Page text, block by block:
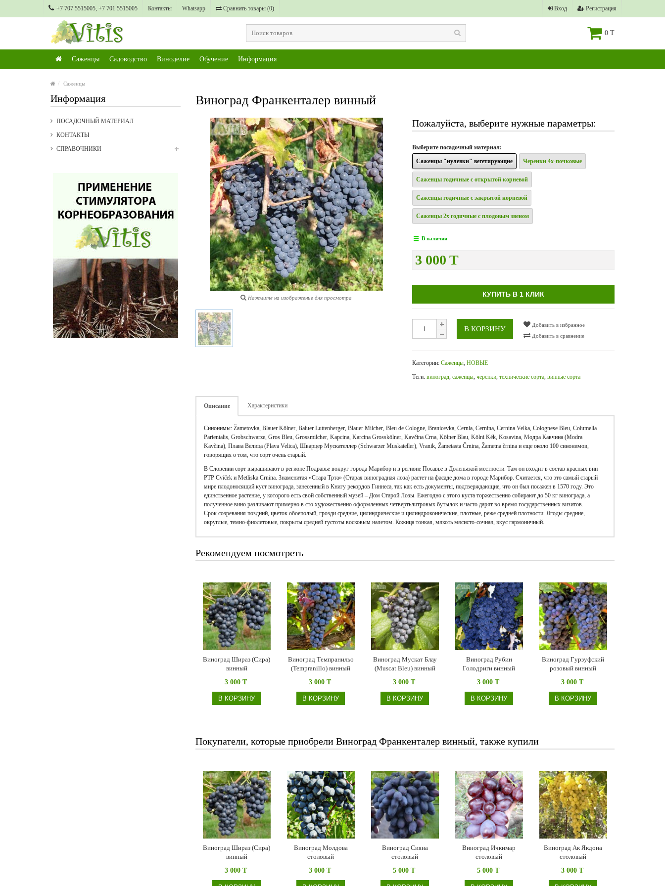
+7 707 5515005, +7 701 5515005 Контакты Whatsapp Сравнить товары (0) Вход Регистрация
0 T
Саженцы Садоводство Виноделие Обучение Информация
Саженцы
Информация
ПОСАДОЧНЫЙ МАТЕРИАЛ
КОНТАКТЫ
СПРАВОЧНИКИ
Виноград Франкенталер винный
Нажмите на изображение для просмотра
Пожалуйста, выберите нужные параметры:
Выберитепосадочный материал:
Саженцы "нулевки" вегетирующие
Черенки 4х-почковые
Саженцы годичные с открытой корневой
Саженцы годичные с закрытой корневой
Саженцы 2х годичные с плодовым звеном
В наличии
3 000 T
КУПИТЬ В 1 КЛИК
В КОРЗИНУ
Добавить в избранное
Добавить в сравнение
Категории:Саженцы,НОВЫЕ
Теги:виноград,саженцы,черенки,технические сорта,винные сорта
Описание Характеристики
Синонимы: Žametovka, Blauer Kölner, Baluer Luttenberger, Blauer Milcher, Bleu de Cologne, Branicevka, Cernia, Cernina, Cernina Velka, Colognese Bleu, Columella
Parientalis, Grobschwarze, Gros Bleu, Grossmilcher, Kapcina, Karcina Grosskölner, Kavčina Crna, Kölner Blau, Kölni Kék, Kosavina, Модра Кавчина (Modra
Kavčina), Плава Велица (Plava Velica), Шварцер Мускателлер (Schwarzer Muskateller), Vranik, Žametasta Črnina, Žametna črnina и еще около 100 синонимов,
говорящих о том, что сорт очень старый.
В Словении сорт выращивают в регионе Подравье вокруг города Марибор и в регионе Посавье в Доленьской местности. Там он входит в состав красных вин
PTP Cviček и Metliska Crnina. Знаменитая «Стара Трта» (Старая виноградная лоза) растет на фасаде дома в городе Марибор. Считается, что это самый старый
мире плодоносящий куст винограда, занесенный в Книгу рекордов Гиннеса, так как есть документы, подтверждающие, что он был посажен в 1570 году. Это
единственное растение, у которого есть свой собственный музей – Дом Старой Лозы. Ежегодно с этого куста торжественно собирают до 50 кг винограда, а
полученное вино разливают примерно в сто художественно оформленных четвертьлитровых бутылок и часто дарят во время государственных визитов.
Срок созревания поздний, цветок обоеполый, грозди средние, цилиндрические и цилиндроконические, плотные, реже средней плотности. Ягоды средние,
округлые, темно-фиолетовые, покрыты средней густоты восковым налетом. Кожица тонкая, мякоть мясисто-сочная, вкус гармоничный.
Рекомендуем посмотреть
Виноград Шираз (Сира)
винный
3 000 T
В КОРЗИНУ
Виноград Темпранильо
(Tempranillo) винный
3 000 T
В КОРЗИНУ
Виноград Мускат Блау
(Muscat Bleu) винный
3 000 T
В КОРЗИНУ
Виноград Рубин
Голодриги винный
3 000 T
В КОРЗИНУ
Виноград Гурзуфский
розовый винный
3 000 T
В КОРЗИНУ
Покупатели, которые приобрели Виноград Франкенталер винный, также купили
Виноград Шираз (Сира)
винный
3 000 T
Виноград Молдова
столовый
3 000 T
Виноград Сияна
столовый
5 000 T
Виноград Ичкимар
столовый
5 000 T
Виноград Ак Якдона
столовый
3 000 T